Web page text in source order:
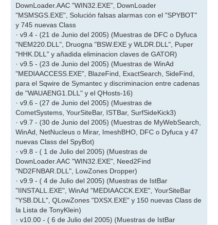
DownLoader.AAC "WIN32.EXE", DownLoader
"MSMSGS.EXE", Solución falsas alarmas con el "SPYBOT"
y 745 nuevas Class
· v9.4 - (21 de Junio del 2005) (Muestras de DFC o Dyfuca
"NEM220.DLL", Druogna "BSW.EXE y WLDR.DLL", Puper
"HHK.DLL" y añadida eliminacion claves de GATOR)
· v9.5 - (23 de Junio del 2005) (Muestras de WinAd
"MEDIAACCESS.EXE", BlazeFind, ExactSearch, SideFind,
para el Sqwire de Symantec y discriminacion entre cadenas
de "WAUAENG1.DLL" y el QHosts-16)
· v9.6 - (27 de Junio del 2005) (Muestras de
CometSystems, YourSiteBar, ISTBar, SurfSideKick3)
· v9.7 - (30 de Junio del 2005) (Muestras de MyWebSearch,
WinAd, NetNucleus o Mirar, ImeshBHO, DFC o Dyfuca y 47
nuevas Class del SpyBot)
· v9.8 - ( 1 de Julio del 2005) (Muestras de
DownLoader.AAC "WIN32.EXE", Need2Find
"ND2FNBAR.DLL", LowZones Dropper)
· v9.9 - ( 4 de Julio del 2005) (Muestras de IstBar
"IINSTALL.EXE", WinAd "MEDIAACCK.EXE", YourSiteBar
"YSB.DLL", QLowZones "DXSX.EXE" y 150 nuevas Class de
la Lista de TonyKlein)
· v10.00 - ( 6 de Julio del 2005) (Muestras de IstBar